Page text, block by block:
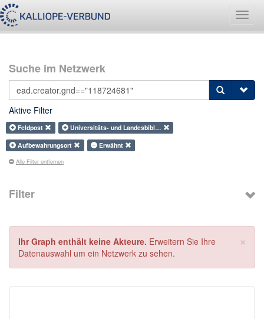
Suche im Netzwerk
Aktive Filter
Feldpost
Universitäts- und Landesbibl…
Aufbewahrungsort
Erwähnt
Alle Filter entfernen
Filter
×
Ihr Graph enthält keine Akteure. Erweitern Sie Ihre
Datenauswahl um ein Netzwerk zu sehen.